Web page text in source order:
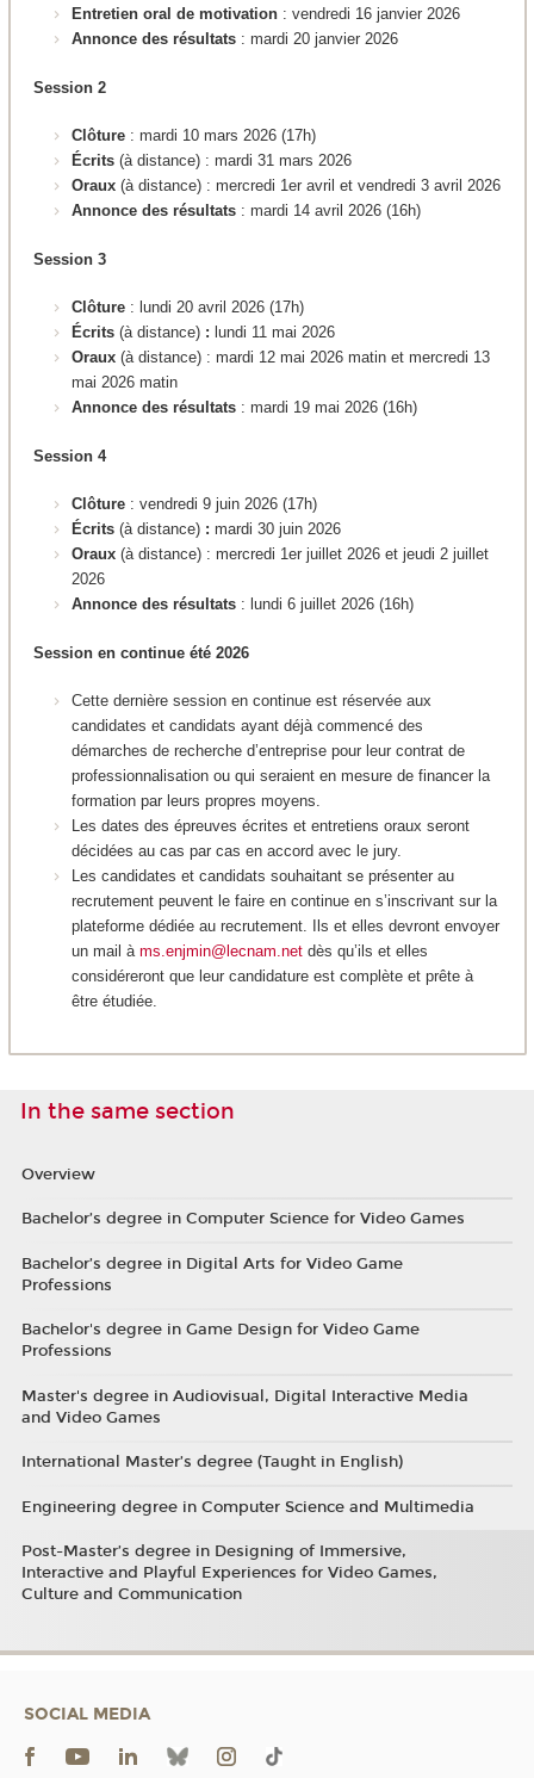
Entretien oral de motivation : vendredi 16 janvier 2026
Annonce des résultats : mardi 20 janvier 2026
Session 2
Clôture : mardi 10 mars 2026 (17h)
Écrits (à distance) : mardi 31 mars 2026
Oraux (à distance) : mercredi 1er avril et vendredi 3 avril 2026
Annonce des résultats : mardi 14 avril 2026 (16h)
Session 3
Clôture : lundi 20 avril 2026 (17h)
Écrits (à distance) : lundi 11 mai 2026
Oraux (à distance) : mardi 12 mai 2026 matin et mercredi 13
mai 2026 matin
Annonce des résultats : mardi 19 mai 2026 (16h)
Session 4
Clôture : vendredi 9 juin 2026 (17h)
Écrits (à distance) : mardi 30 juin 2026
Oraux (à distance) : mercredi 1er juillet 2026 et jeudi 2 juillet
2026
Annonce des résultats : lundi 6 juillet 2026 (16h)
Session en continue été 2026
Cette dernière session en continue est réservée aux
candidates et candidats ayant déjà commencé des
démarches de recherche d’entreprise pour leur contrat de
professionnalisation ou qui seraient en mesure de financer la
formation par leurs propres moyens.
Les dates des épreuves écrites et entretiens oraux seront
décidées au cas par cas en accord avec le jury.
Les candidates et candidats souhaitant se présenter au
recrutement peuvent le faire en continue en s’inscrivant sur la
plateforme dédiée au recrutement. Ils et elles devront envoyer
un mail à ms.enjmin@lecnam.net dès qu’ils et elles
considéreront que leur candidature est complète et prête à
être étudiée.
In the same section
Overview
Bachelor’s degree in Computer Science for Video Games
Bachelor’s degree in Digital Arts for Video Game
Professions
Bachelor's degree in Game Design for Video Game
Professions
Master's degree in Audiovisual, Digital Interactive Media
and Video Games
International Master’s degree (Taught in English)
Engineering degree in Computer Science and Multimedia
Post-Master’s degree in Designing of Immersive,
Interactive and Playful Experiences for Video Games,
Culture and Communication
SOCIAL MEDIA